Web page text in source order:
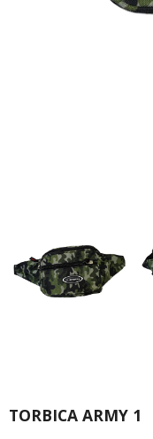
TORBICA ARMY 1